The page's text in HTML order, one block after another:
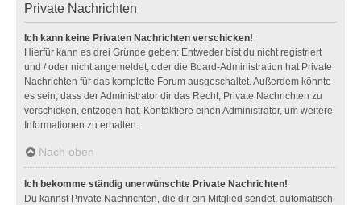
Private Nachrichten
Ich kann keine Privaten Nachrichten verschicken!
Hierfür kann es drei Gründe geben: Entweder bist du nicht registriert
und / oder nicht angemeldet, oder die Board-Administration hat Private
Nachrichten für das komplette Forum ausgeschaltet. Außerdem könnte
es sein, dass der Administrator dir das Recht, Private Nachrichten zu
verschicken, entzogen hat. Kontaktiere einen Administrator, um weitere
Informationen zu erhalten.
Nach oben
Ich bekomme ständig unerwünschte Private Nachrichten!
Du kannst Private Nachrichten, die dir ein Mitglied sendet, automatisch